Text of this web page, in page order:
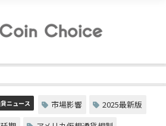
ニュース 市場影響
2025最新版